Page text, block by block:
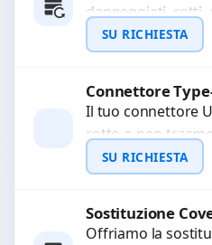
danneggiati, rotti,
funzionanti.
avanzati per
SU RICHIESTA
Richiedi
Connettore
Il tuo connettore
rotto o non
Ripariamo o
guasti, ossidati,
SU RICHIESTA
Richiedi
Sostituzione
Offriamo la